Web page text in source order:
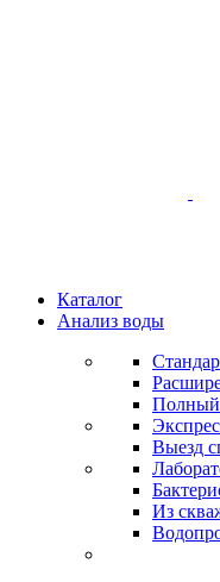
Каталог
Анализ воды
Полный
Выезд
Из